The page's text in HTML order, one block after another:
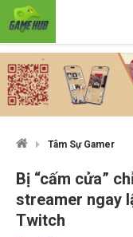
Tâm Sự Gamer
Bị “cấm cửa”
streamer ngay
Twitch